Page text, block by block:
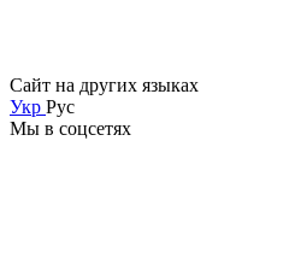
Сайт на других языках
Укр Рус
Мы в соцсетях